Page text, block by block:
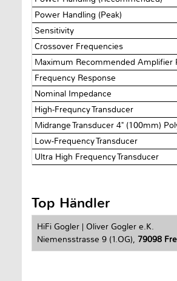
Power Handling (Peak)
Sensitivity
Crossover Frequencies
Maximum Recommended Amplifier
Frequency Response
Nominal Impedance
High-Frequncy Transducer
Midrange Transducer 4" (100mm)
Low-Frequency Transducer
Ultra High Frequency Transducer
Top Händler
HiFi Gogler | Oliver Gogler e.K.
Niemensstrasse 9 (1.OG), 79098